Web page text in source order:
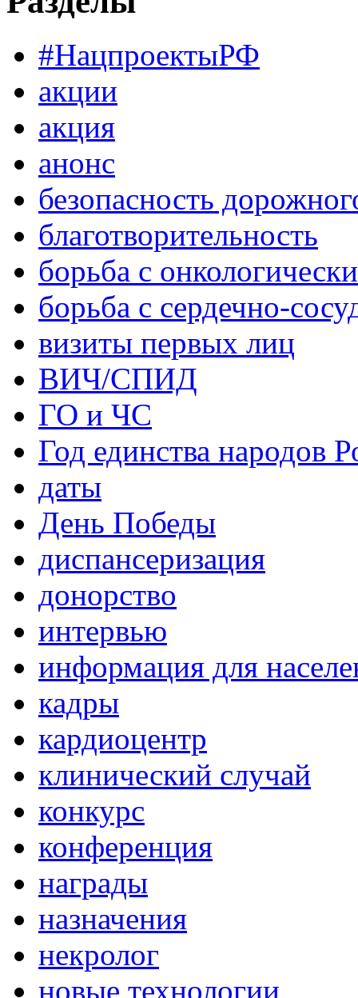
#НацпроектыРФ
акции
акция
анонс
безопасность
благотворительность
борьба с
борьба с сердечно-
визиты первых лиц
ВИЧ/СПИД
ГО и ЧС
Год единства народов
даты
День Победы
диспансеризация
донорство
интервью
информация для
кадры
кардиоцентр
клинический случай
конкурс
конференция
награды
назначения
некролог
новые технологии